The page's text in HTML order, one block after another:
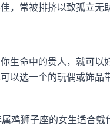
，常被排挤以致孤立无
生命中的贵人，就可
以选一个的玩偶或饰
鸡狮子座的女生适合戴